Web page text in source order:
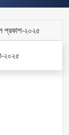
প্রকাশ-২০২৫
২০২৫